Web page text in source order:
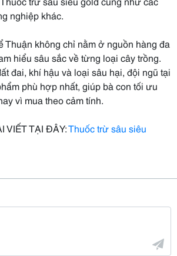
nghiệp khác.
Thuận không chỉ nằm ở nguồn hàng đa
hiểu sâu sắc về từng loại cây trồng.
đai, khí hậu và loại sâu hại, đội ngũ tại
phù hợp nhất, giúp bà con tối ưu
vì mua theo cảm tính.
VIẾT TẠI ĐÂY:Thuốc trừ sâu siêu